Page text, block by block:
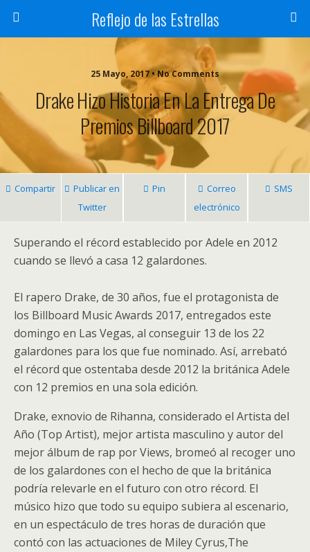
Reflejo de las Estrellas
25 Mayo, 2017 • No Comments
Drake Hizo Historia En La Entrega De
Premios Billboard 2017
Compartir
Publicar en
Twitter
Pin
Correo
electrónico
SMS
Superando el récord establecido por Adele en 2012
cuando se llevó a casa 12 galardones.
El rapero Drake, de 30 años, fue el protagonista de
los Billboard Music Awards 2017, entregados este
domingo en Las Vegas, al conseguir 13 de los 22
galardones para los que fue nominado. Así, arrebató
el récord que ostentaba desde 2012 la británica Adele
con 12 premios en una sola edición.
Drake, exnovio de Rihanna, considerado el Artista del
Año (Top Artist), mejor artista masculino y autor del
mejor álbum de rap por Views, bromeó al recoger uno
de los galardones con el hecho de que la británica
podría relevarle en el futuro con otro récord. El
músico hizo que todo su equipo subiera al escenario,
en un espectáculo de tres horas de duración que
contó con las actuaciones de Miley Cyrus,The